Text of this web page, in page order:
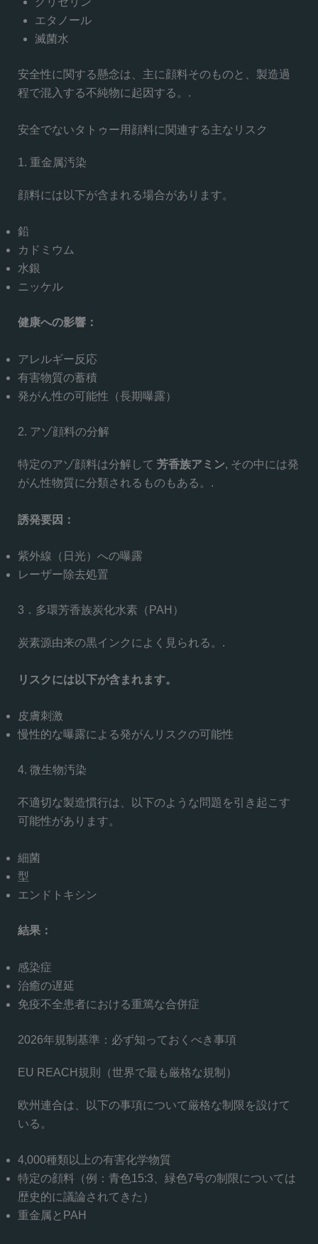
エタノール
滅菌水
安全性に関する懸念は、主に顔料そのものと、製造過
程で混入する不純物に起因する。.
安全でないタトゥー用顔料に関連する主なリスク
1. 重金属汚染
顔料には以下が含まれる場合があります。
鉛
カドミウム
水銀
ニッケル
健康への影響：
アレルギー反応
有害物質の蓄積
発がん性の可能性（長期曝露）
2. アゾ顔料の分解
特定のアゾ顔料は分解して 芳香族アミン, その中には発
がん性物質に分類されるものもある。.
誘発要因：
紫外線（日光）への曝露
レーザー除去処置
3．多環芳香族炭化水素（PAH）
炭素源由来の黒インクによく見られる。.
リスクには以下が含まれます。
皮膚刺激
慢性的な曝露による発がんリスクの可能性
4. 微生物汚染
不適切な製造慣行は、以下のような問題を引き起こす
可能性があります。
細菌
型
エンドトキシン
結果：
感染症
治癒の遅延
免疫不全患者における重篤な合併症
2026年規制基準：必ず知っておくべき事項
EU REACH規則（世界で最も厳格な規制）
欧州連合は、以下の事項について厳格な制限を設けて
いる。
4,000種類以上の有害化学物質
特定の顔料（例：青色15:3、緑色7号の制限については
歴史的に議論されてきた）
重金属とPAH